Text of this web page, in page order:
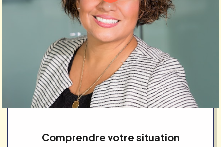
Comprendre votre situation